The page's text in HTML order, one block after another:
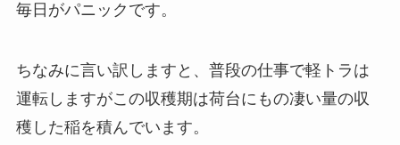
毎日がパニックです。
ちなみに言い訳しますと、普段の仕事で軽トラは
運転しますがこの収穫期は荷台にもの凄い量の収
穫した稲を積んでいます。